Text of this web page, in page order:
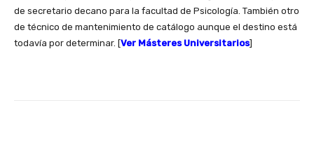
de secretario decano para la facultad de Psicología. También otro
de técnico de mantenimiento de catálogo aunque el destino está
todavía por determinar. [Ver Másteres Universitarios]